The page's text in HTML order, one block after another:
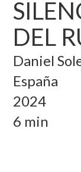
DEL
Daniel
España
2024
6 min